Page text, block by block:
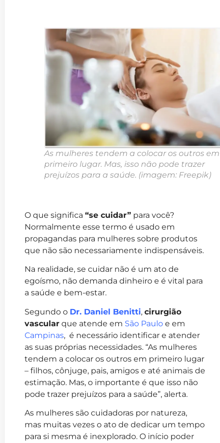
As mulheres tendem a colocar os outros em
primeiro lugar. Mas, isso não pode trazer
prejuízos para a saúde. (imagem: Freepik)
O que significa “se cuidar” para você?
Normalmente esse termo é usado em
propagandas para mulheres sobre produtos
que não são necessariamente indispensáveis.
Na realidade, se cuidar não é um ato de
egoísmo, não demanda dinheiro e é vital para
a saúde e bem-estar.
Segundo o Dr. Daniel Benitti, cirurgião
vascular que atende em São Paulo e em
Campinas, é necessário identificar e atender
as suas próprias necessidades. “As mulheres
tendem a colocar os outros em primeiro lugar
– filhos, cônjuge, pais, amigos e até animais de
estimação. Mas, o importante é que isso não
pode trazer prejuízos para a saúde”, alerta.
As mulheres são cuidadoras por natureza,
mas muitas vezes o ato de dedicar um tempo
para si mesma é inexplorado. O início poder